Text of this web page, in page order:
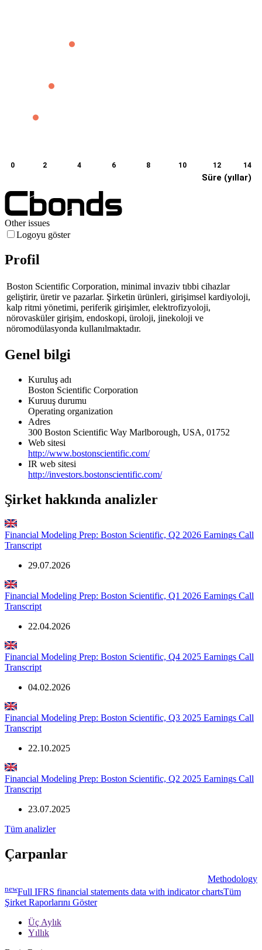
Süre (yıllar)
0 2 4 6 8 10 12 14
Other issues
Logoyu göster
Profil
Boston Scientific Corporation, minimal invaziv tıbbi cihazlar
geliştirir, üretir ve pazarlar. Şirketin ürünleri, girişimsel kardiyoloji,
kalp ritmi yönetimi, periferik girişimler, elektrofizyoloji,
nörovasküler girişim, endoskopi, üroloji, jinekoloji ve
nöromodülasyonda kullanılmaktadır.
Genel bilgi
Kuruluş adı
Boston Scientific Corporation
Kuruuş durumu
Operating organization
Adres
300 Boston Scientific Way Marlborough, USA, 01752
Web sitesi
http://www.bostonscientific.com/
IR web sitesi
http://investors.bostonscientific.com/
Şirket hakkında analizler
Financial Modeling Prep: Boston Scientific, Q2 2026 Earnings Call
Transcript
29.07.2026
Financial Modeling Prep: Boston Scientific, Q1 2026 Earnings Call
Transcript
22.04.2026
Financial Modeling Prep: Boston Scientific, Q4 2025 Earnings Call
Transcript
04.02.2026
Financial Modeling Prep: Boston Scientific, Q3 2025 Earnings Call
Transcript
22.10.2025
Financial Modeling Prep: Boston Scientific, Q2 2025 Earnings Call
Transcript
23.07.2025
Tüm analizler
Çarpanlar
Methodology
newFull IFRS financial statements data with indicator chartsTüm
Şirket Raporlarını Göster
Üç Aylık
Yıllık